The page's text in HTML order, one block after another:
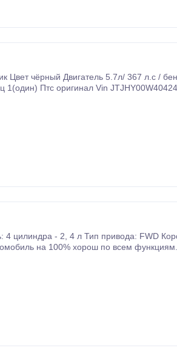
Цвет чёрный Двигатель 5.7л/ 367 л.с /
Птс оригинал Vin